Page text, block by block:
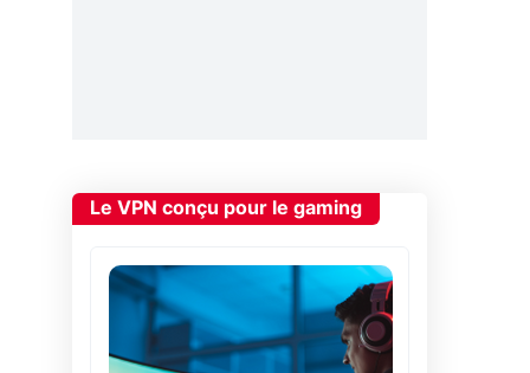
Le VPN conçu pour le gaming